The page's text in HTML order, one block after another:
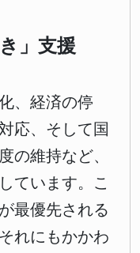
」支援
、経済の停
応、そして国
の維持など、
ています。こ
最優先される
れにもかかわ